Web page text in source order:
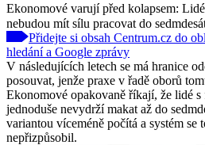
Ekonomové varují před kolapsem:
nebudou mít sílu pracovat do
Přidejte si obsah Centrum.cz do
hledání a Google zprávy
V následujících letech se má hranice
posouvat, jenže praxe v řadě oborů
Ekonomové opakovaně říkají, že lidé
jednoduše nevydrží makat až do
variantou víceméně počítá a systém se
nepřizpůsobil.